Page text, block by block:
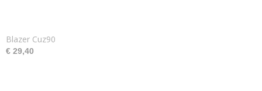
Blazer Cuz90
€ 29,40